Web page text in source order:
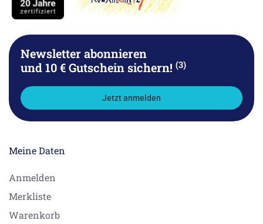
Newsletter abonnieren
und 10 € Gutschein sichern! (3)
Jetzt anmelden
Meine Daten
Anmelden
Merkliste
Warenkorb